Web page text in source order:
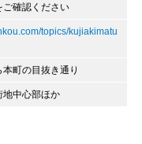
ご確認ください
topics/kujiakimatu
町の目抜き通り
中心部ほか